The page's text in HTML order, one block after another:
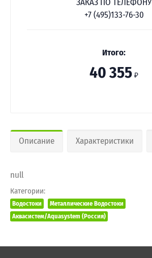
ЗАКАЗ ПО ТЕЛЕФОНУ
+7 (495)133-76-30
Итого:
40 355 ₽
Описание Характеристики
null
Категории:
Водостоки
Металлические Водостоки
Аквасистем/Aquasystem (Россия)